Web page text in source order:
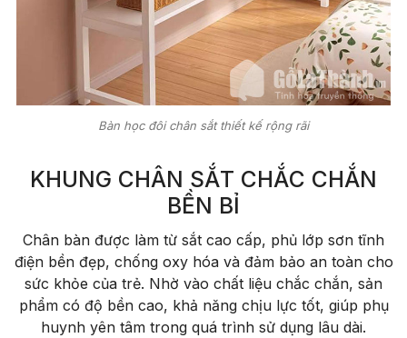
Bàn học đôi chân sắt thiết kế rộng rãi
KHUNG CHÂN SẮT CHẮC CHẮN
BỀN BỈ
Chân bàn được làm từ sắt cao cấp, phủ lớp sơn tĩnh
điện bền đẹp, chống oxy hóa và đảm bảo an toàn cho
sức khỏe của trẻ. Nhờ vào chất liệu chắc chắn, sản
phẩm có độ bền cao, khả năng chịu lực tốt, giúp phụ
huynh yên tâm trong quá trình sử dụng lâu dài.